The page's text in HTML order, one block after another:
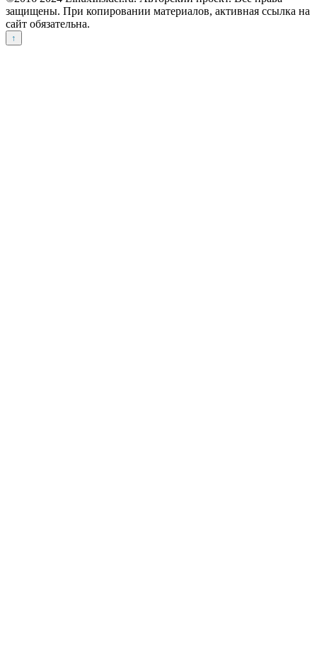
защищены. При копировании материалов, активная ссылка на
сайт обязательна.